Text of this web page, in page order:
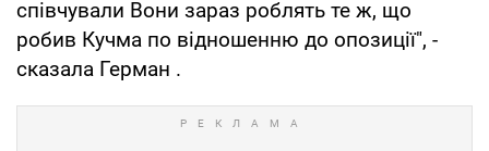
співчували Вони зараз роблять те ж, що
робив Кучма по відношенню до опозиції", -
сказала Герман .